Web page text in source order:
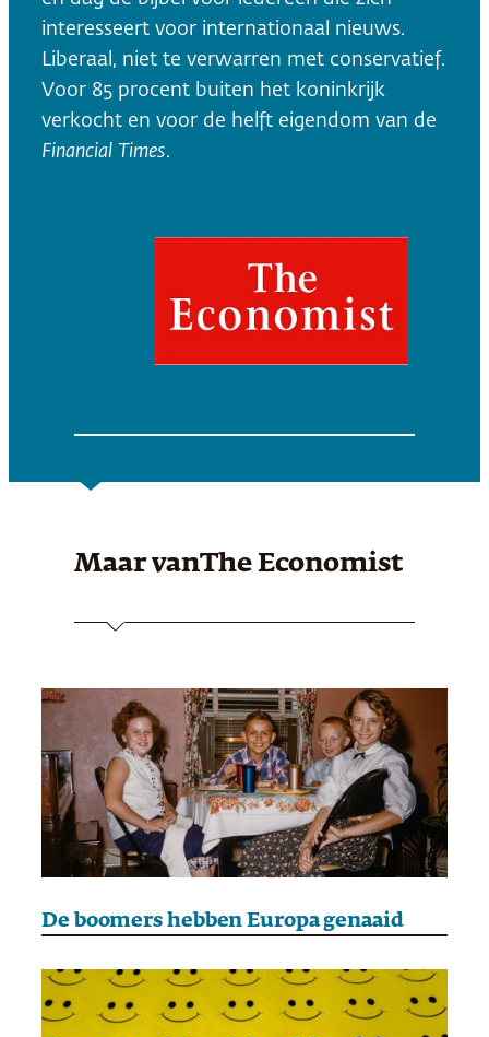
interesseert voor internationaal nieuws.
Liberaal, niet te verwarren met conservatief.
Voor 85 procent buiten het koninkrijk
verkocht en voor de helft eigendom van de
Financial Times.
Maar vanThe Economist
De boomers hebben Europa genaaid